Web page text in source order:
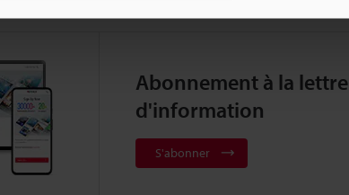
Abonnement à la lettre
d'information
S'abonner